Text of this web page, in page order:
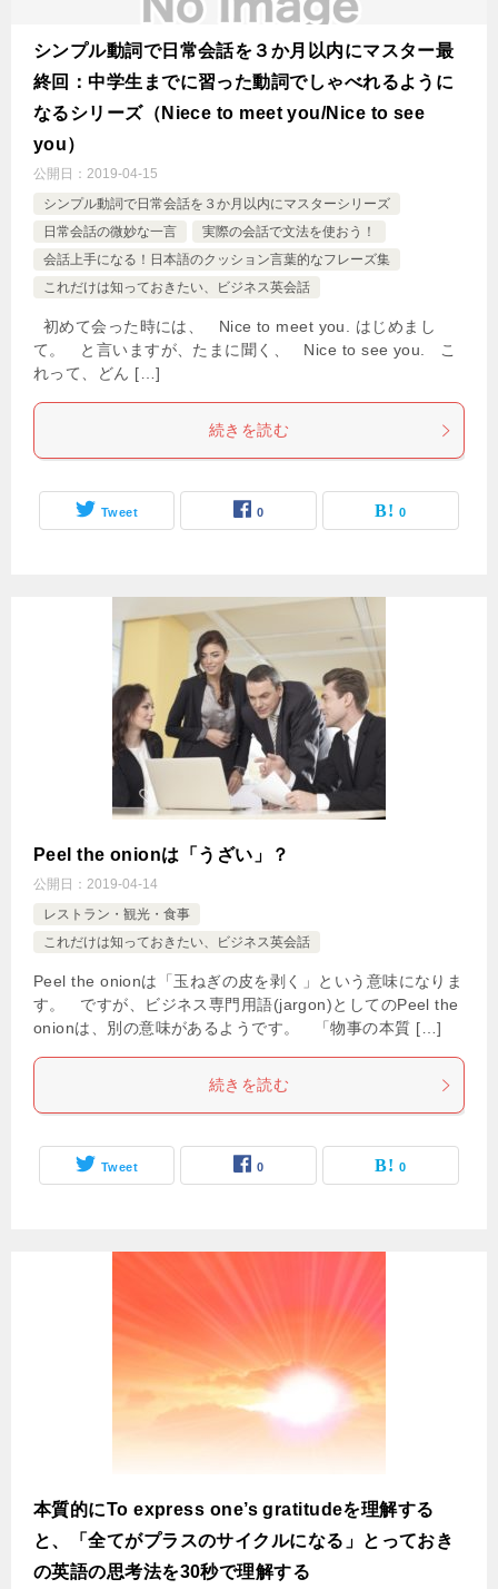
シンプル動詞で日常会話を３か月以内にマスター最
終回：中学生までに習った動詞でしゃべれるように
なるシリーズ（Niece to meet you/Nice to see
you）
公開日： 2019-04-15
シンプル動詞で日常会話を３か月以内にマスターシリーズ
日常会話の微妙な一言
実際の会話で文法を使おう！
会話上手になる！日本語のクッション言葉的なフレーズ集
これだけは知っておきたい、ビジネス英会話
初めて会った時には、 Nice to meet you. はじめまし
て。 と言いますが、たまに聞く、 Nice to see you. こ
れって、どん […]
続きを読む
Tweet 0 0
Peel the onionは「うざい」？
公開日： 2019-04-14
レストラン・観光・食事
これだけは知っておきたい、ビジネス英会話
Peel the onionは「玉ねぎの皮を剥く」という意味になりま
す。 ですが、ビジネス専門用語(jargon)としてのPeel the
onionは、別の意味があるようです。 「物事の本質 […]
続きを読む
Tweet 0 0
本質的にTo express one’s gratitudeを理解する
と、「全てがプラスのサイクルになる」とっておき
の英語の思考法を30秒で理解する